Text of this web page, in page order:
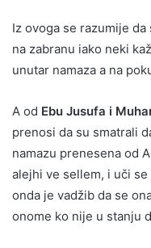
Iz ovoga se razumije
na zabranu iako neki
unutar namaza a na
A od Ebu Jusufa i
prenosi da su smatrali
namazu prenesena od
alejhi ve sellem, i uči
onda je vadžib da se
onome ko nije u stanju